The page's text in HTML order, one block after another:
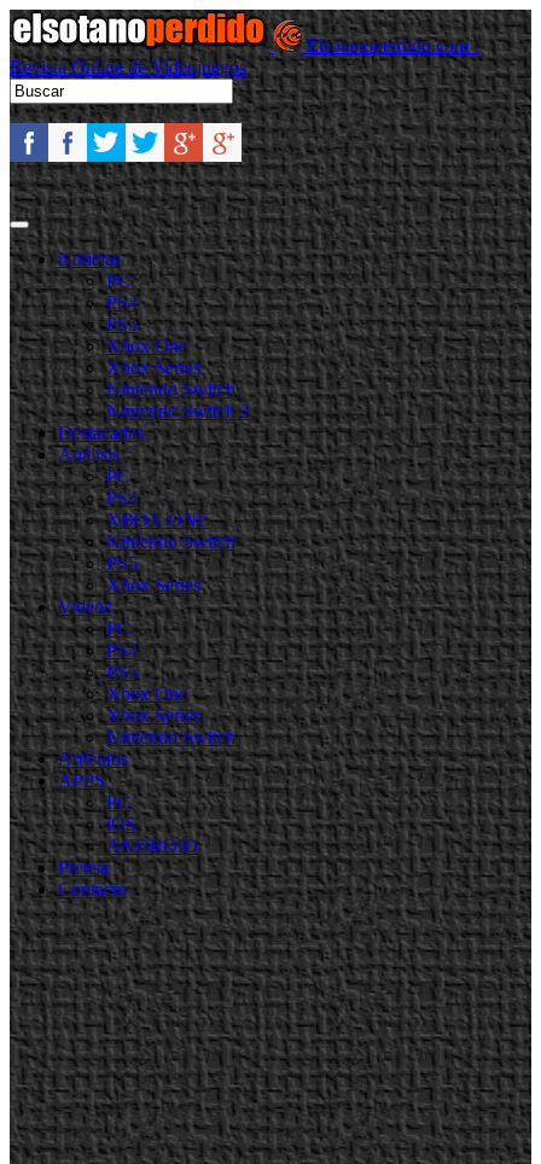
Elsotanoperdido.com -
Revista Online de Videojuegos
Noticias
PC
PS4
PS5
Xbox One
Xbox Series
Nintendo Switch
Nintendo Switch 2
Destacadas
Análisis
PC
PS4
XBOX ONE
Nintendo Switch
PS5
Xbox Series
Videos
PC
PS4
PS5
Xbox One
Xbox Series
Nintendo Switch
Artículos
APPS
PC
iOS
ANDROID
Prensa
Contacto